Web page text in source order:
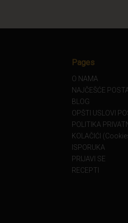
Pages
O NAMA
NAJČEŠĆE
BLOG
OPŠTI USLOVI
POLITIKA
KOLAČIĆI
ISPORUKA
PRIJAVI SE
RECEPTI